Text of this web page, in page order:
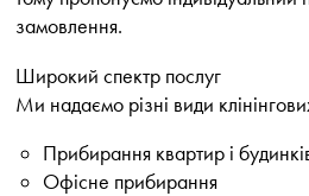
замовлення.
Широкий спектр послуг
Ми надаємо різні види
Прибирання квартир і
Офісне прибирання